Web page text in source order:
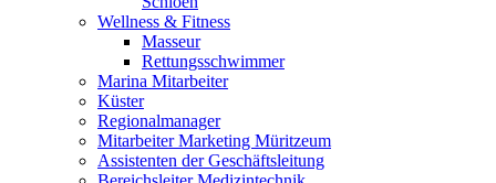
Wellness & Fitness
Masseur
Rettungsschwimmer
Marina Mitarbeiter
Küster
Regionalmanager
Mitarbeiter Marketing Müritzeum
Assistenten der Geschäftsleitung